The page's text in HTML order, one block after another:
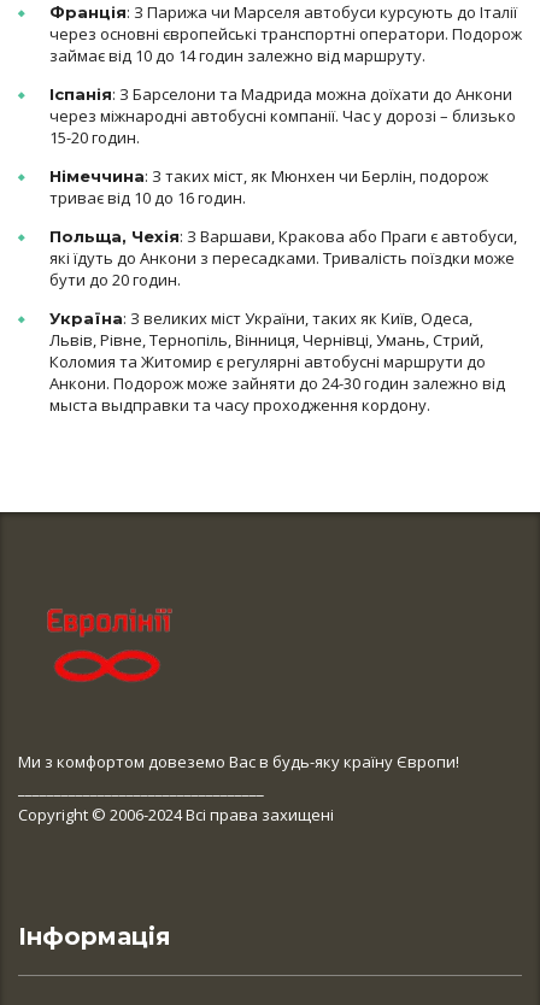
Франція: З Парижа чи Марселя автобуси курсують до Італії
через основні європейські транспортні оператори. Подорож
займає від 10 до 14 годин залежно від маршруту.
Іспанія: З Барселони та Мадрида можна доїхати до Анкони
через міжнародні автобусні компанії. Час у дорозі – близько
15-20 годин.
Німеччина: З таких міст, як Мюнхен чи Берлін, подорож
триває від 10 до 16 годин.
Польща, Чехія: З Варшави, Кракова або Праги є автобуси,
які їдуть до Анкони з пересадками. Тривалість поїздки може
бути до 20 годин.
Україна: З великих міст України, таких як Київ, Одеса,
Львів, Рівне, Тернопіль, Вінниця, Чернівці, Умань, Стрий,
Коломия та Житомир є регулярні автобусні маршрути до
Анкони. Подорож може зайняти до 24-30 годин залежно від
мыста выдправки та часу проходження кордону.
Ми з комфортом довеземо Вас в будь-яку країну Європи!
Copyright © 2006-2024 Всі права захищені
Інформація